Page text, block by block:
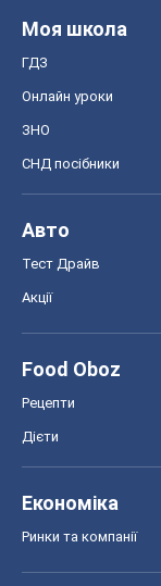
Моя школа
ГДЗ
Онлайн уроки
ЗНО
СНД посібники
Авто
Тест Драйв
Акції
Food Oboz
Рецепти
Дієти
Економіка
Ринки та компанії